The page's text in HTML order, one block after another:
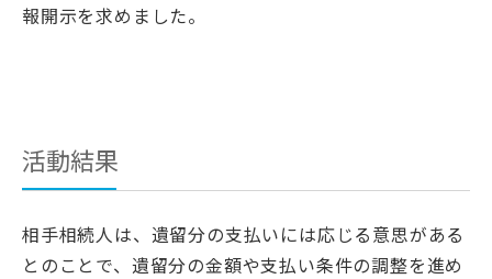
報開示を求めました。
活動結果
相手相続人は、遺留分の支払いには応じる意思がある
とのことで、遺留分の金額や支払い条件の調整を進め